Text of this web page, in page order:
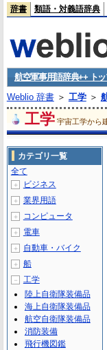
辞書 類語・対義語辞典
航空軍事用語辞典++ ト
Weblio 辞書＞ 工学＞
工学 宇宙工学から
カテゴリ一覧
全て
＋ ビジネス
＋ 業界用語
＋ コンピュータ
＋ 電車
＋ 自動車・バイク
＋ 船
－
工学
陸上自衛隊装備品
海上自衛隊装備品
航空自衛隊装備品
消防装備
飛行機図鑑